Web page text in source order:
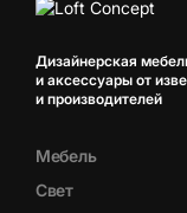
Дизайнерская
и аксессуары от
и производителей
Мебель
Свет